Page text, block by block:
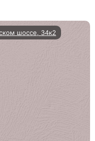
шоссе, 34к2